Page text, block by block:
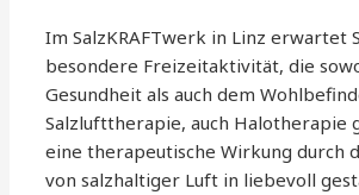
Im SalzKRAFTwerk in Linz erwartet
besondere Freizeitaktivität, die
Gesundheit als auch dem
Salzlufttherapie, auch Halotherapie
eine therapeutische Wirkung durch
von salzhaltiger Luft in liebevoll